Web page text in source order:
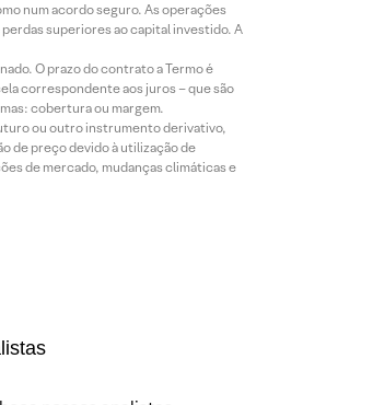
num acordo seguro. As operações
superiores ao capital investido. A
O prazo do contrato a Termo é
correspondente aos juros – que são
cobertura ou margem.
ou outro instrumento derivativo,
de preço devido à utilização de
de mercado, mudanças climáticas e